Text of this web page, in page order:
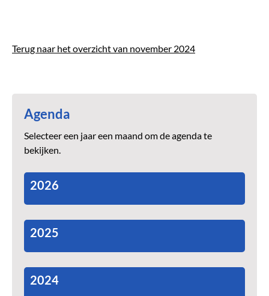
Terug naar het overzicht van november 2024
Agenda
Selecteer een jaar een maand om de agenda te
bekijken.
2026
2025
2024